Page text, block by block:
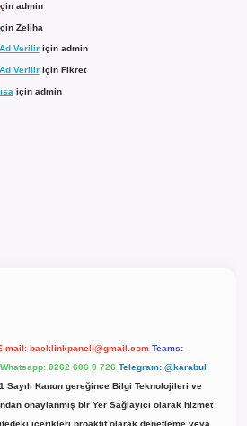
admin
Zeliha
Veriliriçin admin
Veriliriçin Fikret
için admin
mail: backlinkpaneli@gmail.com Teams:
Whatsapp: 0262 606 0 726 Telegram: @karabul
Sayılı Kanun gereğince Bilgi Teknolojileri ve
onaylanmış bir Yer Sağlayıcı olarak hizmet
içerikleri proaktif olarak denetleme veya